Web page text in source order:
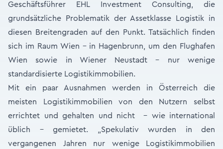
Geschäftsführer EHL Investment Consulting, die
grundsätzliche Problematik der Assetklasse Logistik in
diesen Breitengraden auf den Punkt. Tatsächlich finden
sich im Raum Wien – in Hagenbrunn, um den Flughafen
Wien sowie in Wiener Neustadt – nur wenige
standardisierte Logistikimmobilien.
Mit ein paar Ausnahmen werden in Österreich die
meisten Logistikimmobilien von den Nutzern selbst
errichtet und gehalten und nicht – wie international
üblich – gemietet. „Spekulativ wurden in den
vergangenen Jahren nur wenige Logistikimmobilien